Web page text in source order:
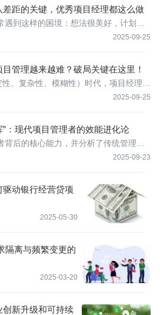
距的关键，优秀项目经理都这么做
2025-09-25
到这样的困境：想法很美好，计划很
出？任务延期、沟通不畅、责任模
目管理越来越难？破局关键在这里！
2025-09-25
、复杂性、模糊性）时代，项目经理的
战。从需求频繁变更到技术快速迭代，
”：现代项目管理者的效能进化论
2025-09-23
后的核心能力，并分析了传统管理方
项目执行中带来的挑战。最后，介绍了
动银行经营贷项
2025-05-30
隔离与频繁变更的
2025-03-20
创新升级和可持续